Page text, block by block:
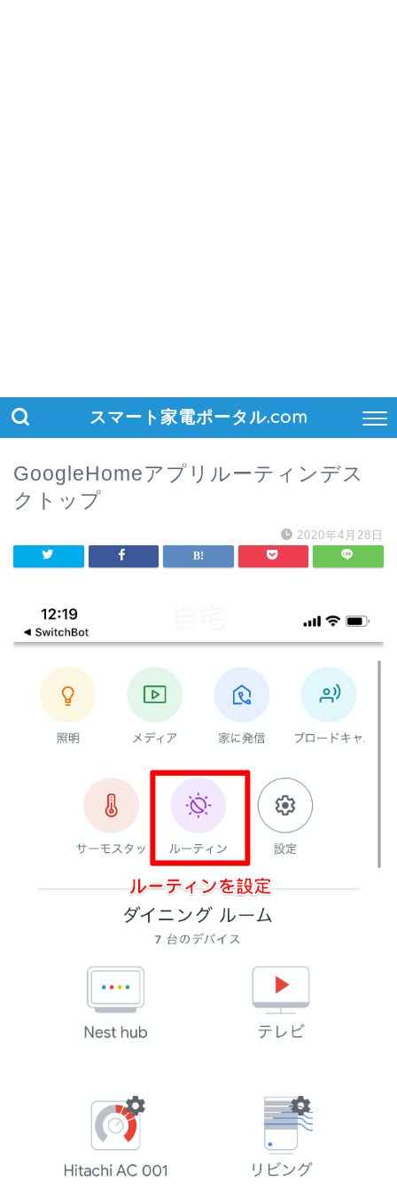
スマート家電ポータル.com
GoogleHomeアプリルーティンデス
クトップ
2020年4月28日